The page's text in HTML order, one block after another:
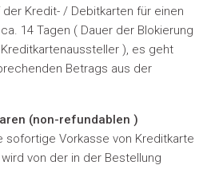
Kredit- / Debitkarten für einen
14 Tagen ( Dauer der Blokierung
), es geht
Betrags aus der
(non-refundablen )
sofortige Vorkasse von Kreditkarte
von der in der Bestellung